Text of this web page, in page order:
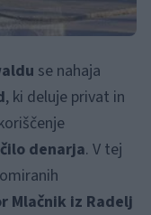
se nahaja
, ki deluje privat in
denarja. V tej
Mlačnik iz Radelj